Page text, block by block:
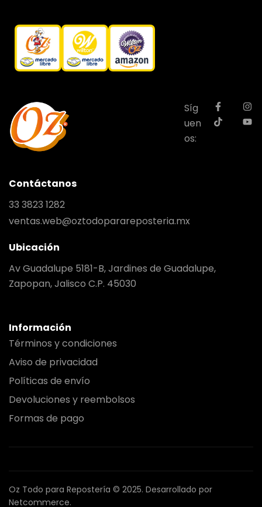
Síg
uen
os:
Contáctanos
33 3823 1282
ventas.web@oztodoparareposteria.mx
Ubicación
Av Guadalupe 5181-B, Jardines de Guadalupe,
Zapopan, Jalisco C.P. 45030
Información
Términos y condiciones
Aviso de privacidad
Políticas de envío
Devoluciones y reembolsos
Formas de pago
Oz Todo para Repostería © 2025. Desarrollado por
Netcommerce.